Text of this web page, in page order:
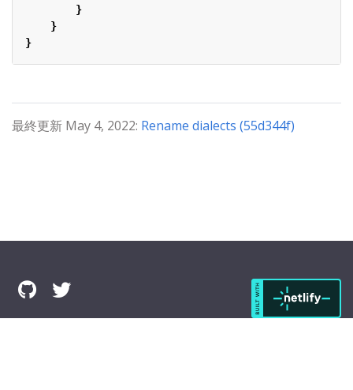
}
}
}
最終更新 May 4, 2022: Rename dialects (55d344f)